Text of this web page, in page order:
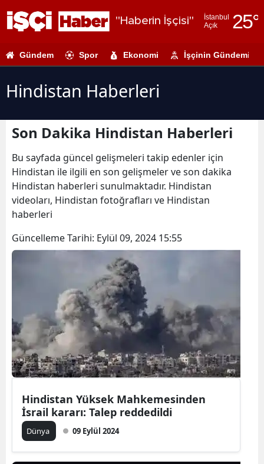
"Haberin İşçisi"
İstanbul
Açık
25°
Adıyaman
Amasya
Ankara
Balıkesir
Bitlis
Burdur
Gündem Spor Ekonomi İşçinin Gündemi
Hindistan Haberleri
Son Dakika Hindistan Haberleri
Bu sayfada güncel gelişmeleri takip edenler için
Hindistan ile ilgili en son gelişmeler ve son dakika
Hindistan haberleri sunulmaktadır. Hindistan
videoları, Hindistan fotoğrafları ve Hindistan
haberleri
Güncelleme Tarihi: Eylül 09, 2024 15:55
Hindistan Yüksek Mahkemesinden
İsrail kararı: Talep reddedildi
Dünya 09 Eylül 2024